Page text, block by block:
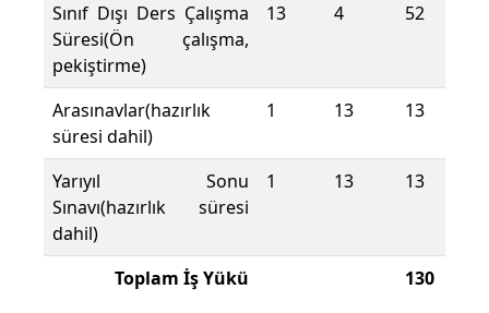
Sınıf Dışı Ders Çalışma
Süresi(Ön çalışma,
pekiştirme)
13 4 52
Arasınavlar(hazırlık
süresi dahil)
1 13 13
Yarıyıl Sonu
Sınavı(hazırlık süresi
dahil)
1 13 13
Toplam İş Yükü 130